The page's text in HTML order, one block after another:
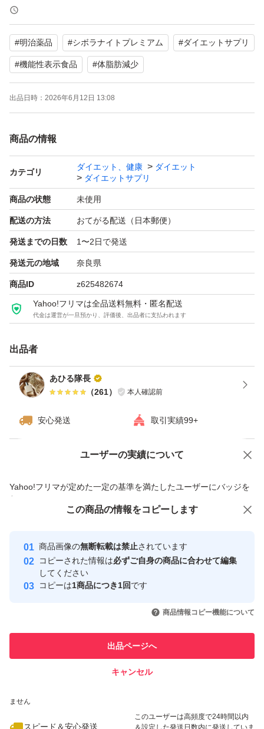
【ブランド】明治薬品
【カテゴリ】ダイエットサプリ
【商品の状態】未使用
【カラー】マルチカラー
【内容量】15日分（1日摂取目安量2粒）
【機能性関与成分】赤パプリカ由来キサントフィル9mg、
よろしくお願いいたします。
#明治薬品 #シボラナイトプレミアム #ダイエットサプリ
#機能性表示食品 #体脂肪減少
出品日時： 2026年6月12日 13:08
商品の情報
カテゴリ
ダイエット、健康
ダイエット
ダイエットサプリ
商品の状態 未使用
配送の方法 おてがる配送（日本郵便）
発送までの日数 1〜2日で発送
発送元の地域 奈良県
商品ID z625482674
Yahoo!フリマは全品送料無料・匿名配送
代金は運営が一旦預かり、評価後、出品者に支払われます
出品者
あひる隊長
（261） 本人確認前
安心発送 取引実績99+
ユーザーの実績について
Yahoo!フリマが定めた一定の基準を満たしたユーザーにバッジを
付与しています
安心取引出品者
心・安全なユーザーです
取引実績
引を完了させた実績があります
での取引実績があります
ません
スピード＆安心発送
このユーザーは高頻度で24時間以内
＆設定した発送日数内に発送していま
価格の相談 商品への質問
この商品の情報をコピーします
商品画像の無断転載は禁止されています
コピーされた情報は必ずご自身の商品に合わせて編集
してください
コピーは1商品につき1回です
商品情報コピー機能について
出品ページへ
キャンセル
この商品をみている人にオススメ